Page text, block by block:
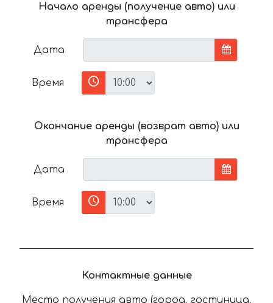
Начало аренды (получение авто) или
трансфера
Дата
Время
Окончание аренды (возврат авто) или
трансфера
Дата
Время
Контактные данные
Место получения авто (город, гостиница,